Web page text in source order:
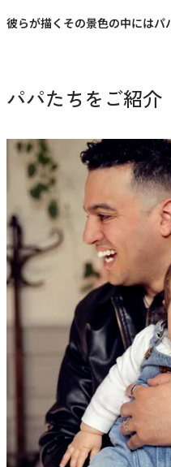
彼らが描くその景色の中にはパ
パパたちをご紹介